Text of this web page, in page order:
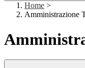
Home >
Amministrazione